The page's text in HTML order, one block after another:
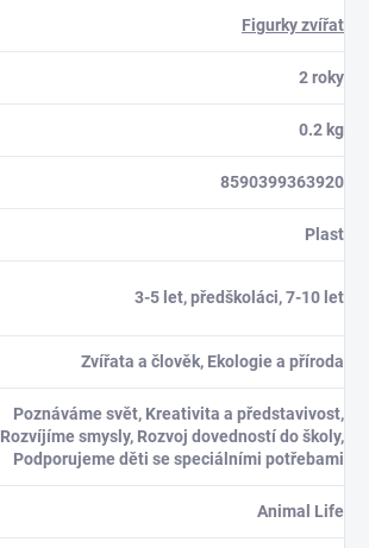
Figurky zvířat
2 roky
0.2 kg
8590399363920
Plast
3-5 let, předškoláci, 7-10 let
Zvířata a člověk, Ekologie a příroda
Poznáváme svět, Kreativita a představivost,
Rozvíjíme smysly, Rozvoj dovedností do školy,
Podporujeme děti se speciálními potřebami
Animal Life